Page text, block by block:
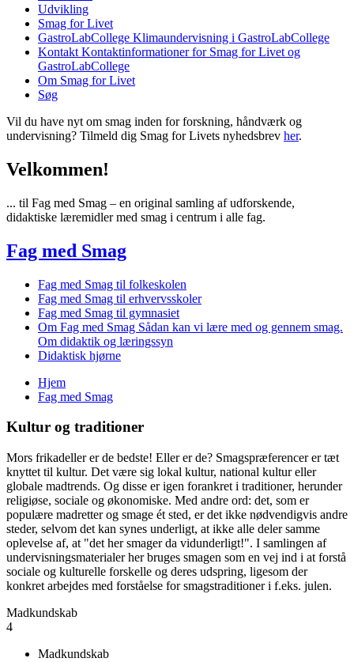
Udvikling
Smag for Livet
GastroLabCollege Klimaundervisning i GastroLabCollege
Kontakt Kontaktinformationer for Smag for Livet og
GastroLabCollege
Om Smag for Livet
Søg
Vil du have nyt om smag inden for forskning, håndværk og
undervisning? Tilmeld dig Smag for Livets nyhedsbrev her.
Velkommen!
... til Fag med Smag – en original samling af udforskende,
didaktiske læremidler med smag i centrum i alle fag.
Fag med Smag
Fag med Smag til folkeskolen
Fag med Smag til erhvervsskoler
Fag med Smag til gymnasiet
Om Fag med Smag Sådan kan vi lære med og gennem smag.
Om didaktik og læringssyn
Didaktisk hjørne
Du er her
Hjem
Fag med Smag
Kultur og traditioner
Mors frikadeller er de bedste! Eller er de? Smagspræferencer er tæt
knyttet til kultur. Det være sig lokal kultur, national kultur eller
globale madtrends. Og disse er igen forankret i traditioner, herunder
religiøse, sociale og økonomiske. Med andre ord: det, som er
populære madretter og smage ét sted, er det ikke nødvendigvis andre
steder, selvom det kan synes underligt, at ikke alle deler samme
oplevelse af, at "det her smager da vidunderligt!". I samlingen af
undervisningsmaterialer her bruges smagen som en vej ind i at forstå
sociale og kulturelle forskelle og deres udspring, ligesom der
konkret arbejdes med forståelse for smagstraditioner i f.eks. julen.
Madkundskab
4
Madkundskab